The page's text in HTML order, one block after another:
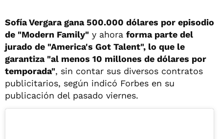
Sofía Vergara gana 500.000 dólares por episodio
de "Modern Family" y ahora forma parte del
jurado de "America's Got Talent", lo que le
garantiza "al menos 10 millones de dólares por
temporada", sin contar sus diversos contratos
publicitarios, según indicó Forbes en su
publicación del pasado viernes.